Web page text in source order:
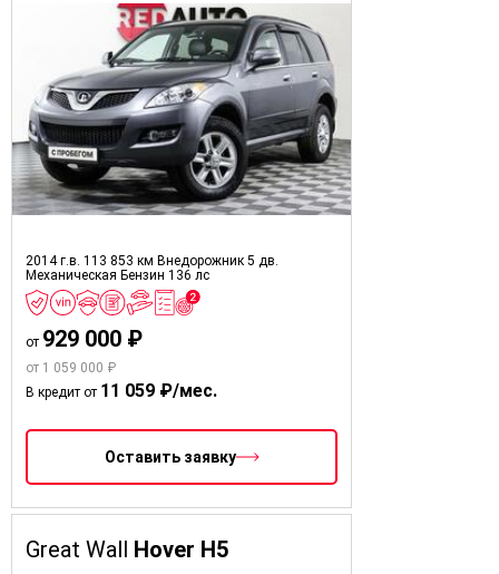
2014 г.в. 113 853 км Внедорожник 5 дв.
Механическая Бензин 136 лс
от 929 000 ₽
от 1 059 000 ₽
В кредит от 11 059 ₽/мес.
Оставить заявку
Great Wall Hover H5